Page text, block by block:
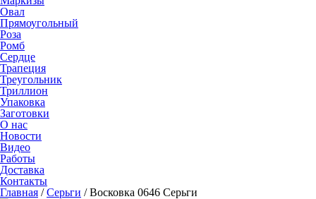
Овал
Прямоугольный
Роза
Ромб
Сердце
Трапеция
Треугольник
Триллион
Упаковка
Заготовки
О нас
Новости
Видео
Работы
Доставка
Контакты
Главная /Серьги /Восковка 0646 Серьги